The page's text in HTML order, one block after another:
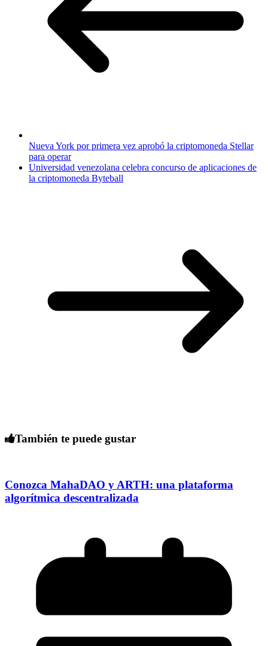
Nueva York por primera vez aprobó la criptomoneda Stellar
para operar
Universidad venezolana celebra concurso de aplicaciones de
la criptomoneda Byteball
También te puede gustar
Conozca MahaDAO y ARTH: una plataforma
algorítmica descentralizada